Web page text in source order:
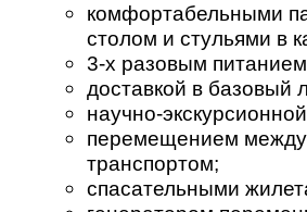
комфортабельными
столом и стульями в
3-х разовым
доставкой в базовый
научно-
перемещением
транспортом;
спасательными